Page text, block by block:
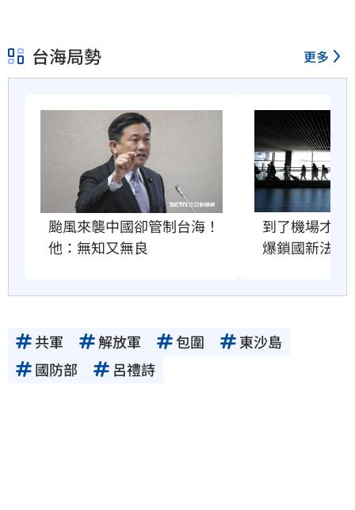
台海局勢 更多
颱風來襲中國卻管制台海！
他：無知又無良
到了機場才知
爆鎖國新法
共軍 解放軍 包圍
東沙島
國防部
呂禮詩